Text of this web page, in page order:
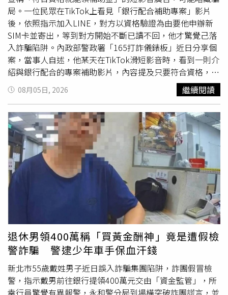
這隻因「醜萌」外型而爆紅的邊境牧羊犬，在新家展開新的
生活。
局。一位民眾在TikTok上看見「銀行配合補助專案」影片
後，依照指示加入LINE，對方以資格驗證為由要他申辦新
SIM卡並寄出，等到對方開始不斷已讀不回，他才驚覺己落
入詐騙陷阱。內政部警政署「165打詐儀錶板」近日分享個
案，當事人自述，他某天在TikTok滑短影音時，看到一則介
紹與銀行配合的專案補助影片，內容提及只要符合資格，就
能申請到一筆補助金，而自己恰好手頭也不寬裕，因此想了
解可申請哪些補助項目，隨即點進影片查看。當事人表示，
看完影片介紹後，他透過抖音聊天功能與對方聯繫，詢問申
請細節，對方回覆有專人可以協助辦理，多數人按照流程配
合，都能順利申請到補助金，而對方也要他加入LINE帳
號，表示後續申請程序都會由客服專員協助。當事人指出，
加入LINE帳號
後，客服向他說明，補助金核撥需要經由國
際銀行進行資格驗證，銀行端將會透過電話與他聯繫，但因
為他目前的門號無法配合驗證，必須先申辦一張全新SIM
卡，才能跨出審核第一步。當事人提到，他照著對方的指
示，在某電信門市辦妥新SIM卡，立即回報對方，希望進入
下一階段的審核，結果對方又說道，為了方便銀行作業，需
要他將SIM卡暫時寄給對方，由公司統一處理後續驗證程
序，等補助核准就會寄還給他。當事人說，當下他沒有多
想，又依對方要求透過交貨便寄出SIM，起初他每隔幾天會
主動詢問追蹤進度，後來卻遲遲沒有下文，對方更開始已讀
不回，而他越想越不對勁，趕緊上網搜尋相關資訊，才發現
自己掉入詐騙集團設計好的騙局中。對此，「165打詐儀錶
08月05日, 2026 繼續閱讀
退休男領400萬稱「買黃金酬神」竟是遭假檢
警詐騙 警逮少年車手保血汗錢
新北市55歲戴姓男子近日誤入詐騙集團陷阱，詐團假冒檢
警，指示戴男前往銀行提領400萬元交由「資金監管」，所
幸行員驚覺有異報警，永和警分局到場橫突破詐團謊言，並